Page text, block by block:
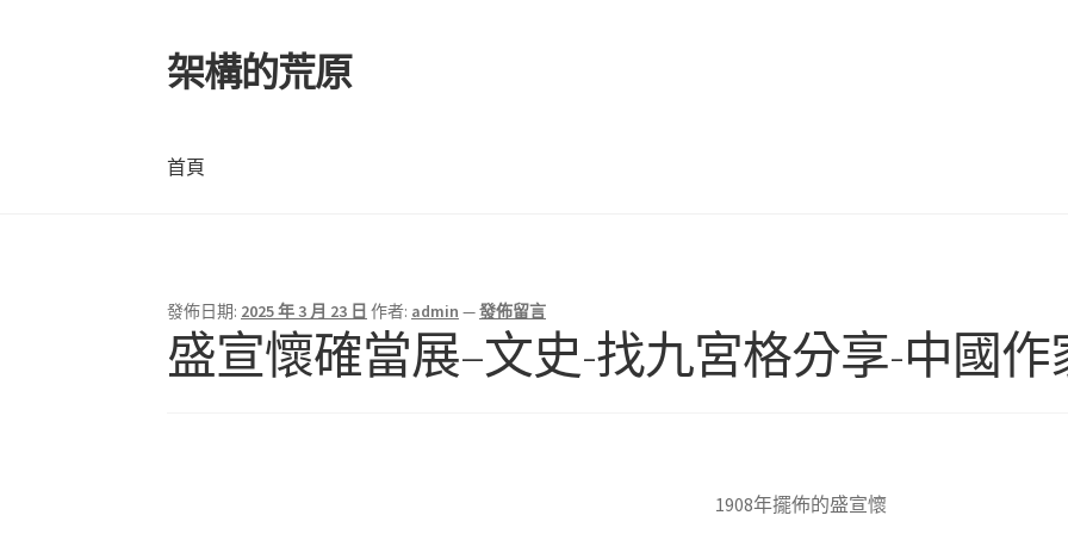
跳
至
覽
列
跳
至
要
內
架構的荒原
首頁
發佈日期: 2025 年 3 月 23 日 作者: admin —發佈留言
盛宣懷確當展–文史-找九宮格分享-中國作
1908年擺佈的盛宣懷